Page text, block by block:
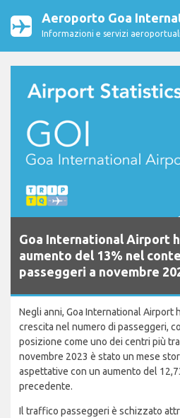
Aeroporto Goa
Informazioni e servizi
Goa International Airport
aumento del 13% nel
passeggeri a novembre
Negli anni, Goa International Airport
crescita nel numero di passeggeri,
posizione come uno dei centri più
novembre 2023 è stato un mese
aspettative con un aumento del
precedente.
Il traffico passeggeri è schizzato